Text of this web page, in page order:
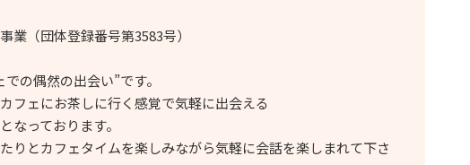
業（団体登録番号第3583号）
の偶然の出会い”です。
フェにお茶しに行く感覚で気軽に出会える
なっております。
りとカフェタイムを楽しみながら気軽に会話を楽しまれて下さ